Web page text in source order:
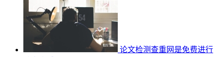
论文检测查重网是免费进行